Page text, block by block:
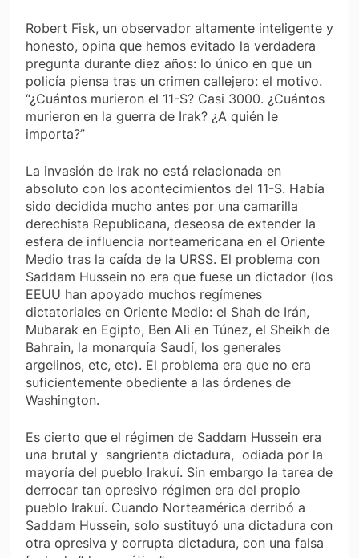
Robert Fisk, un observador altamente inteligente y
honesto, opina que hemos evitado la verdadera
pregunta durante diez años: lo único en que un
policía piensa tras un crimen callejero: el motivo.
“¿Cuántos murieron el 11-S? Casi 3000. ¿Cuántos
murieron en la guerra de Irak? ¿A quién le
importa?”
La invasión de Irak no está relacionada en
absoluto con los acontecimientos del 11-S. Había
sido decidida mucho antes por una camarilla
derechista Republicana, deseosa de extender la
esfera de influencia norteamericana en el Oriente
Medio tras la caída de la URSS. El problema con
Saddam Hussein no era que fuese un dictador (los
EEUU han apoyado muchos regímenes
dictatoriales en Oriente Medio: el Shah de Irán,
Mubarak en Egipto, Ben Ali en Túnez, el Sheikh de
Bahrain, la monarquía Saudí, los generales
argelinos, etc, etc). El problema era que no era
suficientemente obediente a las órdenes de
Washington.
Es cierto que el régimen de Saddam Hussein era
una brutal y sangrienta dictadura, odiada por la
mayoría del pueblo Irakuí. Sin embargo la tarea de
derrocar tan opresivo régimen era del propio
pueblo Irakuí. Cuando Norteamérica derribó a
Saddam Hussein, solo sustituyó una dictadura con
otra opresiva y corrupta dictadura, con una falsa